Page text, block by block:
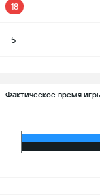
18
5
Фактическое время